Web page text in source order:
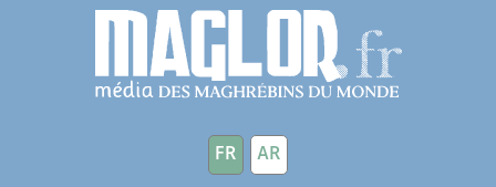
Aller au contenu principal
FR AR
Panneau de gestion des cookies